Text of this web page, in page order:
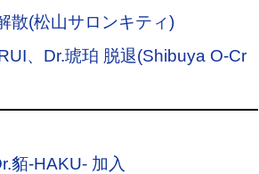
散(松山サロンキティ)
、Dr.琥珀 脱退(Shibuya O-Cr
貊-HAKU- 加入